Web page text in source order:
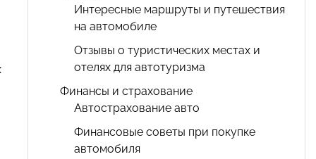
Интересные маршруты и путешествия
на автомобиле
Отзывы о туристических местах и
отелях для автотуризма
Финансы и страхование
Автострахование авто
Финансовые советы при покупке
автомобиля